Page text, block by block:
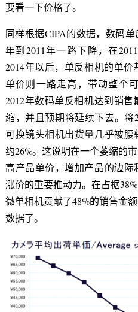
要看一下价格了。
同样根据CIPA的数据，数码
年到2011年一路下降，在
2014年以后，单反相机的单
单价则一路走高，带动整个
2012年数码单反相机达到销
缩，并且预期将延续下去。将
可换镜头相机出货量几乎被
约26%。这说明在一个萎缩的
高产品单价，增加产品的边
涨价的重要推动力。在占据
微单相机贡献了48%的销售金
数据了。